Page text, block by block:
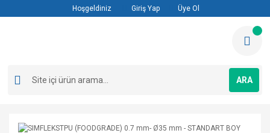
Hoşgeldiniz Giriş Yap Üye Ol
ARA